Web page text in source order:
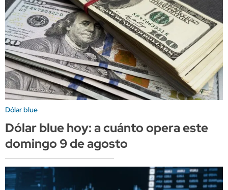
Dólar blue
Dólar blue hoy: a cuánto opera este
domingo 9 de agosto